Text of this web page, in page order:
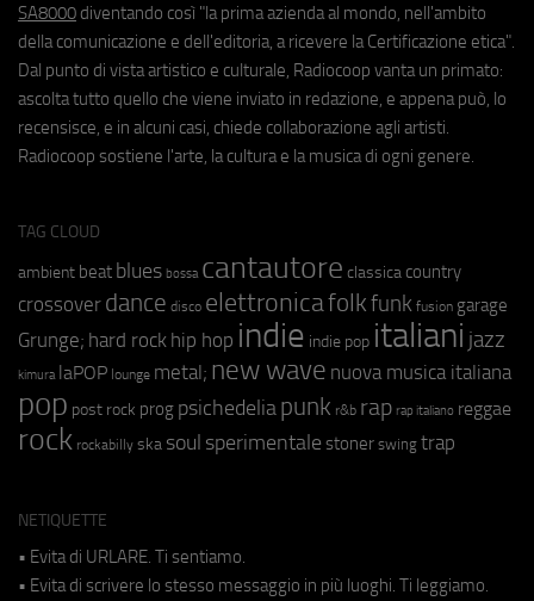
SA8000 diventando così "la prima azienda al mondo, nell'ambito
della comunicazione e dell'editoria, a ricevere la Certificazione etica".
Dal punto di vista artistico e culturale, Radiocoop vanta un primato:
ascolta tutto quello che viene inviato in redazione, e appena può, lo
recensisce, e in alcuni casi, chiede collaborazione agli artisti.
Radiocoop sostiene l'arte, la cultura e la musica di ogni genere.
TAG CLOUD
ambient beat blues bossa cantautore classica country
crossover dance disco elettronicafolkfunk fusion garage
Grunge; hard rock hip hop indie indie pop italiani jazz
kimura laPOP lounge metal; new wave nuova musica italiana
pop post rock prog psichedeliapunk r&b rap rap italiano reggae
rock rockabilly ska soul sperimentale stoner swing trap
NETIQUETTE
• Evita di URLARE. Ti sentiamo.
• Evita di scrivere lo stesso messaggio in più luoghi. Ti leggiamo.